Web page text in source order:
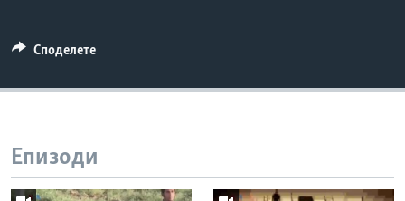
Споделете
Епизоди